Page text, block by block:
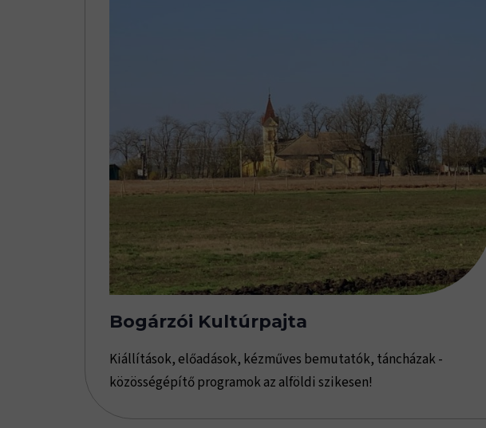
Bogárzói Kultúrpajta
Kiállítások, előadások, kézműves bemutatók, táncházak -
közösségépítő programok az alföldi szikesen!